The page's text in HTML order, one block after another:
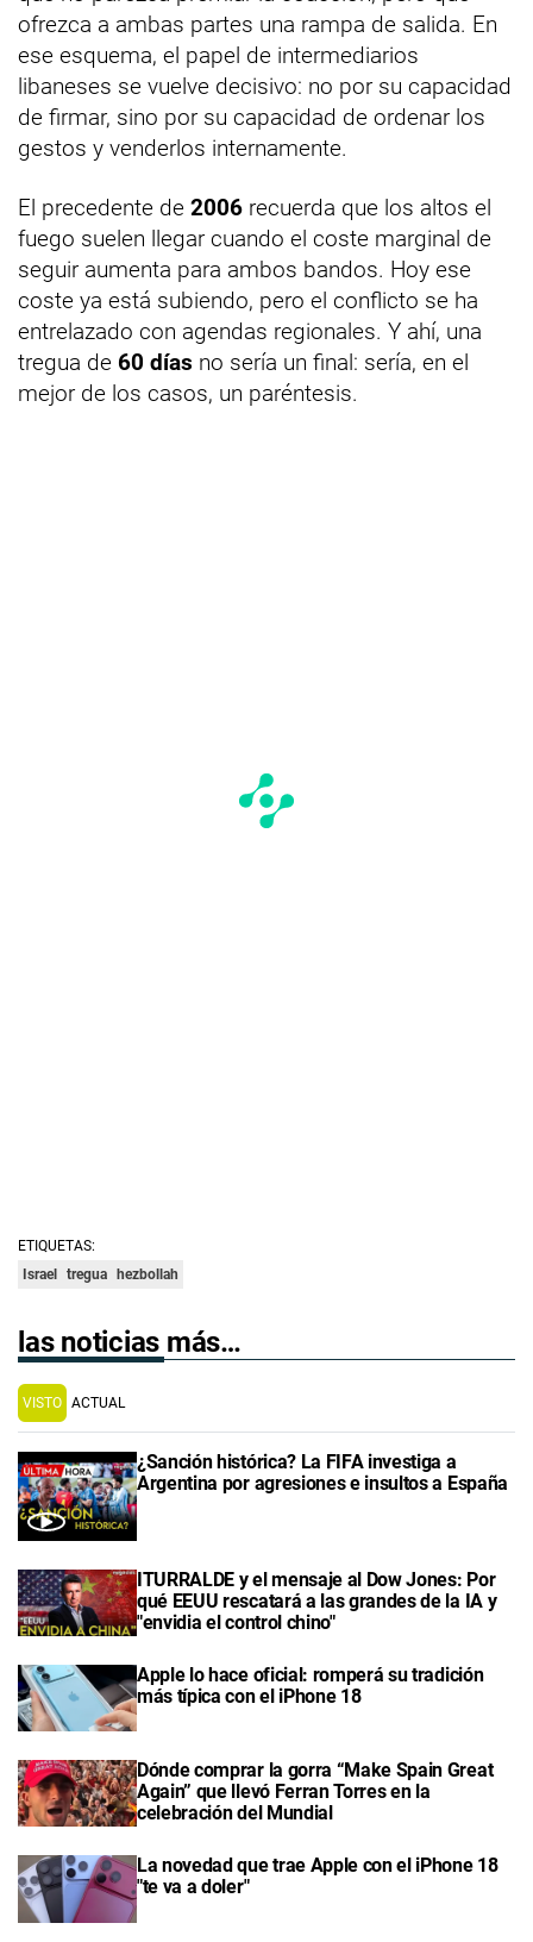
ofrezca a ambas partes una rampa de salida. En
ese esquema, el papel de intermediarios
libaneses se vuelve decisivo: no por su capacidad
de firmar, sino por su capacidad de ordenar los
gestos y venderlos internamente.
El precedente de 2006 recuerda que los altos el
fuego suelen llegar cuando el coste marginal de
seguir aumenta para ambos bandos. Hoy ese
coste ya está subiendo, pero el conflicto se ha
entrelazado con agendas regionales. Y ahí, una
tregua de 60 días no sería un final: sería, en el
mejor de los casos, un paréntesis.
ETIQUETAS:
Israel tregua hezbollah
las noticias más…
VISTO ACTUAL
¿Sanción histórica? La FIFA investiga a
Argentina por agresiones e insultos a España
ITURRALDE y el mensaje al Dow Jones: Por
qué EEUU rescatará a las grandes de la IA y
"envidia el control chino"
Apple lo hace oficial: romperá su tradición
más típica con el iPhone 18
Dónde comprar la gorra “Make Spain Great
Again” que llevó Ferran Torres en la
celebración del Mundial
La novedad que trae Apple con el iPhone 18
"te va a doler"